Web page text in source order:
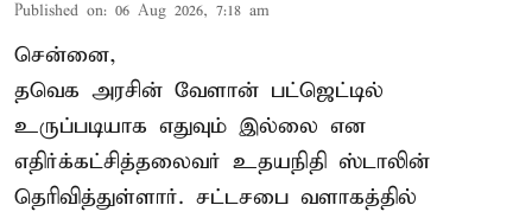
Published on: 06 Aug 2026, 7:18 am
சென்னை,
தவெக அரசின் வேளான் பட்ஜெட்டில்
உருப்படியாக எதுவும் இல்லை என
எதிர்க்கட்சித்தலைவர் உதயநிதி ஸ்டாலின்
தெரிவித்துள்ளார். சட்டசபை வளாகத்தில்